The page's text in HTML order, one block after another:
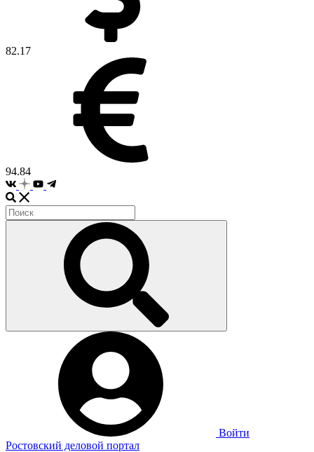
82.17
94.84
Войти
Ростовский деловой портал